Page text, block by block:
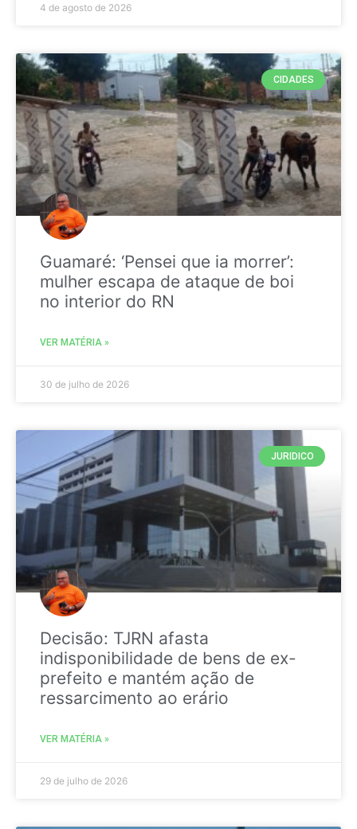
4 de agosto de 2026
CIDADES
Guamaré: ‘Pensei que ia morrer’:
mulher escapa de ataque de boi
no interior do RN
VER MATÉRIA »
30 de julho de 2026
JURIDICO
Decisão: TJRN afasta
indisponibilidade de bens de ex-
prefeito e mantém ação de
ressarcimento ao erário
VER MATÉRIA »
29 de julho de 2026